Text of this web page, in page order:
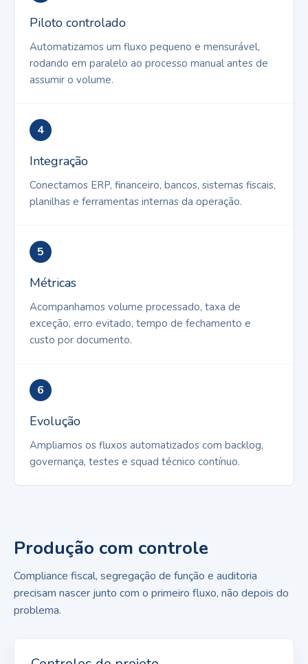
Piloto controlado
Automatizamos um fluxo pequeno e mensurável,
rodando em paralelo ao processo manual antes de
assumir o volume.
4
Integração
Conectamos ERP, financeiro, bancos, sistemas fiscais,
planilhas e ferramentas internas da operação.
5
Métricas
Acompanhamos volume processado, taxa de
exceção, erro evitado, tempo de fechamento e
custo por documento.
6
Evolução
Ampliamos os fluxos automatizados com backlog,
governança, testes e squad técnico contínuo.
Produção com controle
Compliance fiscal, segregação de função e auditoria
precisam nascer junto com o primeiro fluxo, não depois do
problema.